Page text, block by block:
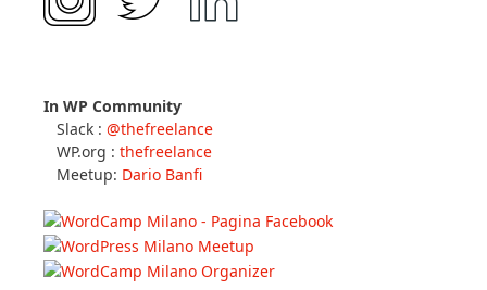
In WP Community
Slack : @thefreelance
WP.org : thefreelance
Meetup: Dario Banfi